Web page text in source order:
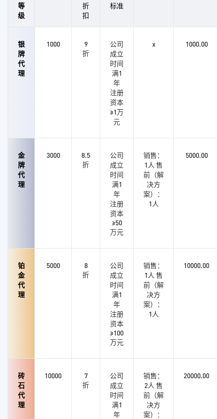
等
级
折
扣
标准
银
牌
代
理
1000
9
折
公司
成立
时间
满1
年
注册
资本
≥1万
元
x 1000.00
金
牌
代
理
3000
8.5
折
公司
成立
时间
满1
年
注册
资本
≥50
万元
销售：
1人 售
前（解
决方
案）：
1人
5000.00
铂
金
代
理
5000
8
折
公司
成立
时间
满1
年
注册
资本
≥100
万元
销售：
1人 售
前（解
决方
案）：
1人
10000.00
砖
石
代
理
10000
7
折
公司
成立
时间
满1
年
销售：
2人 售
前（解
决方
案）：
20000.00